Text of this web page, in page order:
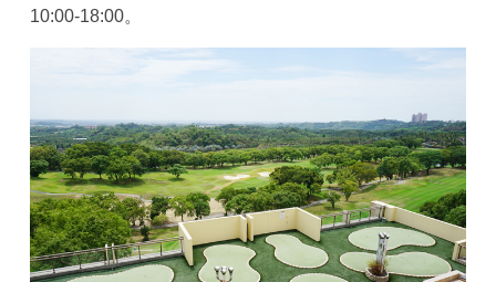
10:00-18:00。